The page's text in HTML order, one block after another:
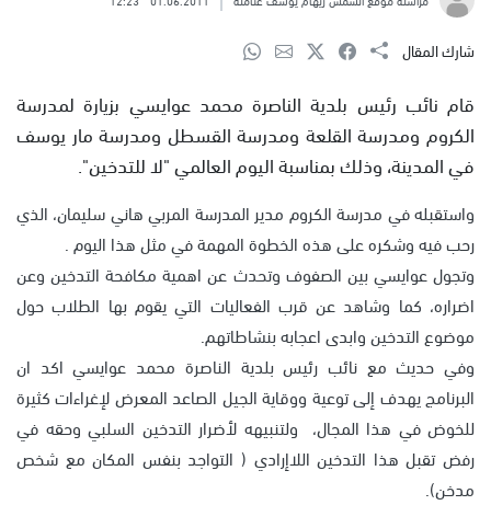
شارك المقال
قام نائب رئيس بلدية الناصرة محمد عوايسي بزيارة لمدرسة
الكروم ومدرسة القلعة ومدرسة القسطل ومدرسة مار يوسف
في المدينة، وذلك بمناسبة اليوم العالمي "لا للتدخين".
واستقبله في مدرسة الكروم مدير المدرسة المربي هاني سليمان، الذي
رحب فيه وشكره على هذه الخطوة المهمة في مثل هذا اليوم .
وتجول عوايسي بين الصفوف وتحدث عن اهمية مكافحة التدخين وعن
اضراره، كما وشاهد عن قرب الفعاليات التي يقوم بها الطلاب حول
موضوع التدخين وابدى اعجابه بنشاطاتهم.
وفي حديث مع نائب رئيس بلدية الناصرة محمد عوايسي اكد ان
البرنامج يهدف إلى توعية ووقاية الجيل الصاعد المعرض لإغراءات كثيرة
للخوض في هذا المجال، ولتنبيهه لأضرار التدخين السلبي وحقه في
رفض تقبل هذا التدخين اللاإرادي ( التواجد بنفس المكان مع شخص
مدخن).